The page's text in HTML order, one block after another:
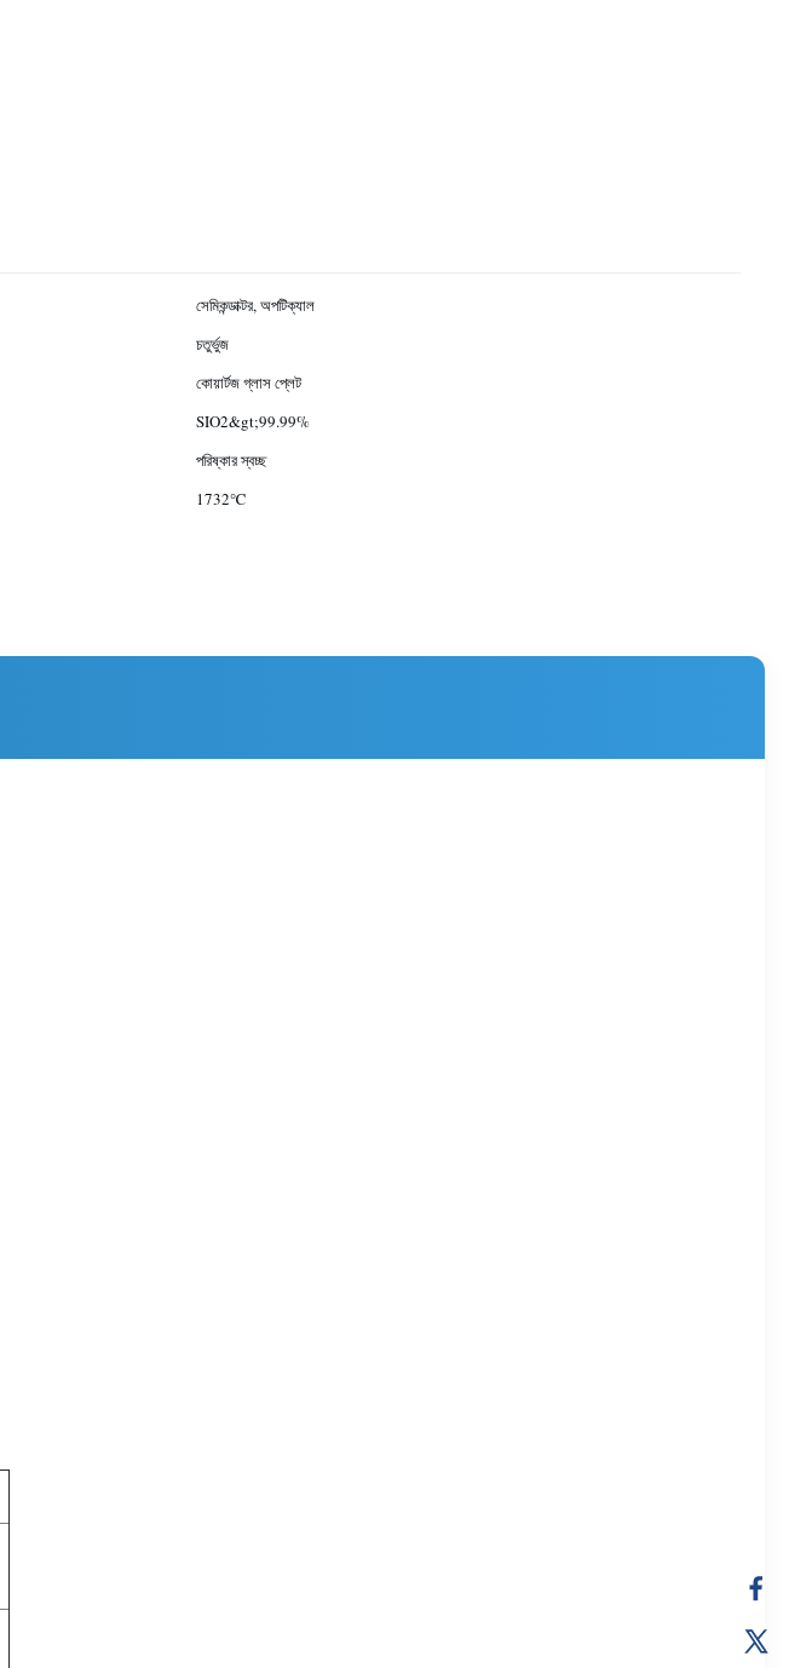
সেমিকন্ডাক্টর, অপটিক্যাল
চতুর্ভুজ
কোয়ার্টজ গ্লাস প্লেট
SIO2&gt;99.99%
পরিষ্কার স্বচ্ছ
1732℃